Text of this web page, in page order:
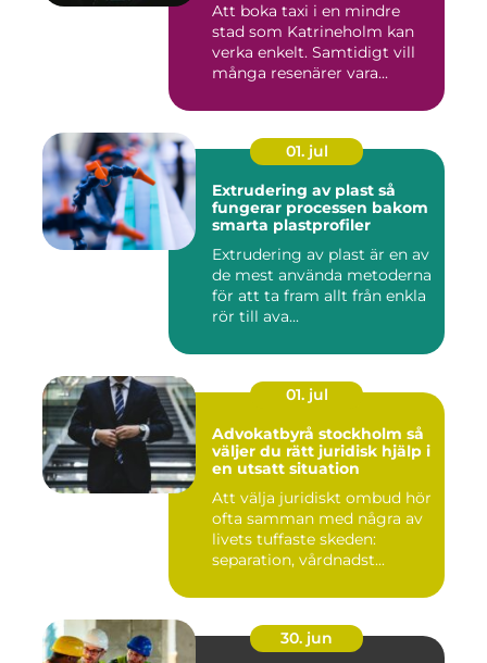
Att boka taxi i en mindre
stad som Katrineholm kan
verka enkelt. Samtidigt vill
många resenärer vara...
01. jul
Extrudering av plast så
fungerar processen bakom
smarta plastprofiler
Extrudering av plast är en av
de mest använda metoderna
för att ta fram allt från enkla
rör till ava...
01. jul
Advokatbyrå stockholm så
väljer du rätt juridisk hjälp i
en utsatt situation
Att välja juridiskt ombud hör
ofta samman med några av
livets tuffaste skeden:
separation, vårdnadst...
30. jun